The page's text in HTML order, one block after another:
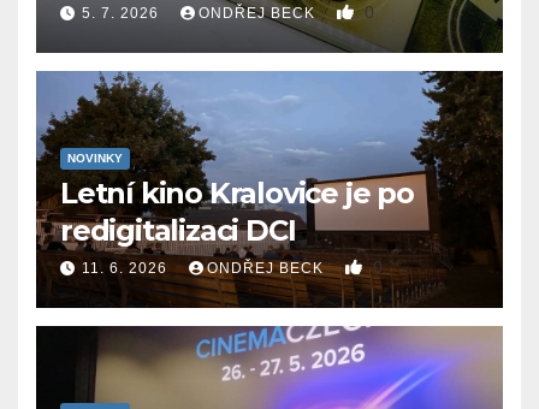
5. 7. 2026 ONDŘEJ BECK 0
NOVINKY
Letní kino Kralovice je po
redigitalizaci DCI
11. 6. 2026 ONDŘEJ BECK 0